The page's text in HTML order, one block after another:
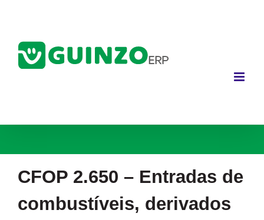
conteúdo
CFOP 2.650 – Entradas de
combustíveis, derivados